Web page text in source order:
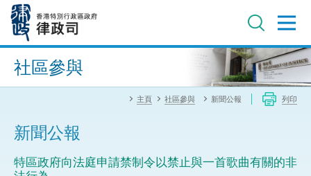
內
進階搜尋
社區參與
主頁 社區參與 新聞公報 列印
新聞公報
特區政府向法庭申請禁制令以禁止與一首歌曲有關的非